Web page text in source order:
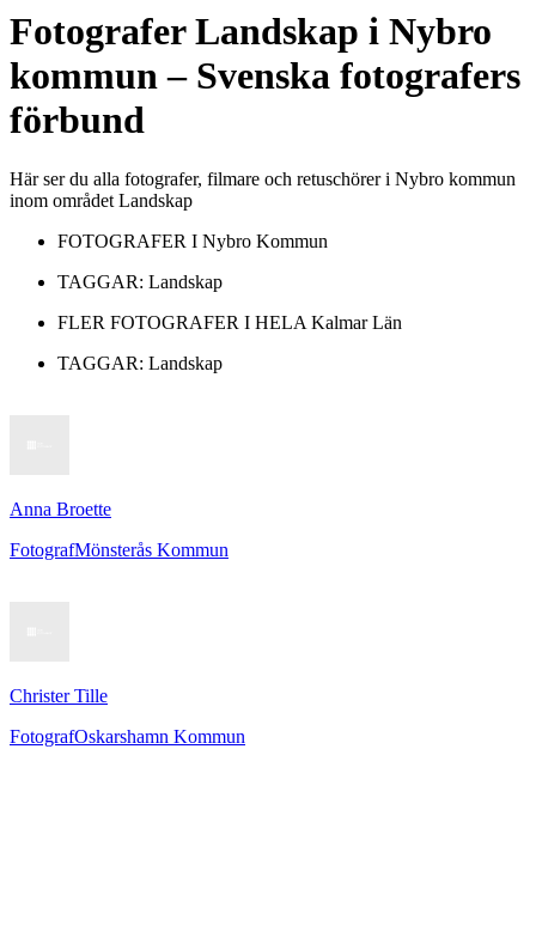
FotograferLandskap i Nybro
kommun– Svenska fotografers
förbund
Här ser du alla fotografer, filmare och retuschörer i Nybro kommun
inom området Landskap
FOTOGRAFER I Nybro Kommun
TAGGAR: Landskap
FLER FOTOGRAFER I HELA Kalmar Län
TAGGAR: Landskap
Anna Broette
FotografMönsterås Kommun
Christer Tille
FotografOskarshamn Kommun